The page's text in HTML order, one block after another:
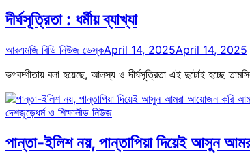
দীর্ঘসূত্রিতা : ধর্মীয় ব্যাখ্যা
আরএমজি বিডি নিউজ ডেস্কApril 14, 2025April 14, 2025
ভগবদ্গীতায় বলা হয়েছে, আলস্য ও দীর্ঘসূত্রিতা এই দুটোই হচ্ছে
দেশজুড়েধর্ম ও শিক্ষালীড নিউজ
পান্তা-ইলিশ নয়, পান্তাপিয়া দিয়েই আসুন